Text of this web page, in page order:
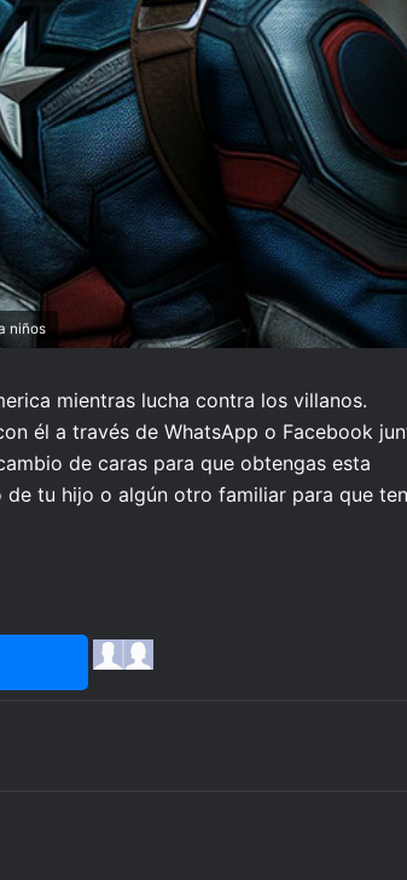
niños
mientras lucha contra los villanos.
él a través de WhatsApp o Facebook
de caras para que obtengas esta
tu hijo o algún otro familiar para que